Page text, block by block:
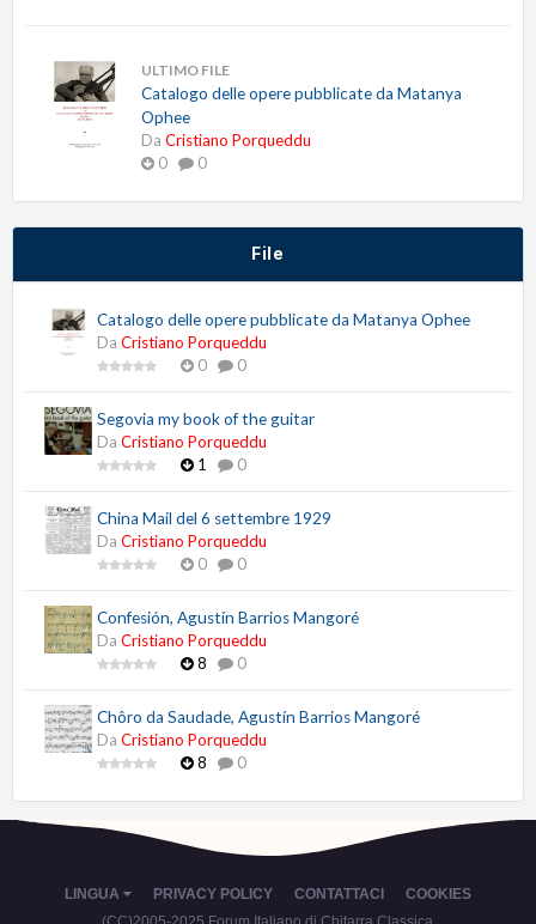
ULTIMO FILE
Catalogo delle opere pubblicate da Matanya
Ophee
Da Cristiano Porqueddu
0
0
File
Catalogo delle opere pubblicate da Matanya Ophee
Da Cristiano Porqueddu
0
0
Segovia my book of the guitar
Da Cristiano Porqueddu
1
0
China Mail del 6 settembre 1929
Da Cristiano Porqueddu
0
0
Confesión, Agustín Barrios Mangoré
Da Cristiano Porqueddu
8
0
Chôro da Saudade, Agustín Barrios Mangoré
Da Cristiano Porqueddu
8
0
LINGUA PRIVACY POLICY CONTATTACI
COOKIES